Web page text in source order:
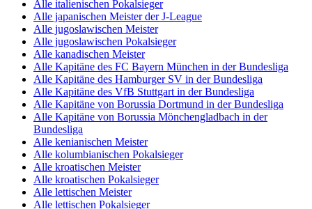
Alle italienischen Pokalsieger
Alle japanischen Meister der J-League
Alle jugoslawischen Meister
Alle jugoslawischen Pokalsieger
Alle kanadischen Meister
Alle Kapitäne des FC Bayern München in der Bundesliga
Alle Kapitäne des Hamburger SV in der Bundesliga
Alle Kapitäne des VfB Stuttgart in der Bundesliga
Alle Kapitäne von Borussia Dortmund in der Bundesliga
Alle Kapitäne von Borussia Mönchengladbach in der
Bundesliga
Alle kenianischen Meister
Alle kolumbianischen Pokalsieger
Alle kroatischen Meister
Alle kroatischen Pokalsieger
Alle lettischen Meister
Alle lettischen Pokalsieger